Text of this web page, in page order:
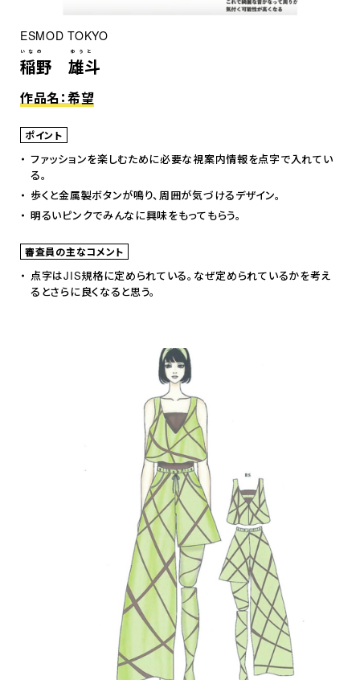
ESMOD TOKYO
稲野 雄斗
いなの ゆうと
作品名：希望
ポイント
ファッションを楽しむために必要な視案内情報を点字で入れてい
る。
歩くと金属製ボタンが鳴り、周囲が気づけるデザイン。
明るいピンクでみんなに興味をもってもらう。
審査員の主なコメント
点字はJIS規格に定められている。なぜ定められているかを考え
るとさらに良くなると思う。